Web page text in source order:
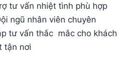
tư vấn nhiệt tình phù hợp
ngũ nhân viên chuyên
tư vấn thắc mắc cho khách
tận nơi